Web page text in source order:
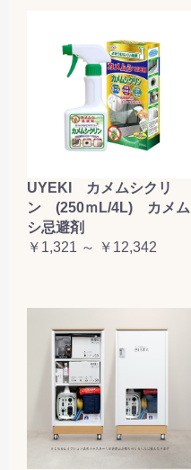
UYEKI カメムシクリ
ン (250ｍL/4L) カメム
シ忌避剤
￥1,321 ～ ￥12,342